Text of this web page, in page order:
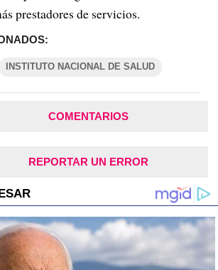
prestadores de servicios.
INSTITUTO NACIONAL DE SALUD
COMENTARIOS
REPORTAR UN ERROR